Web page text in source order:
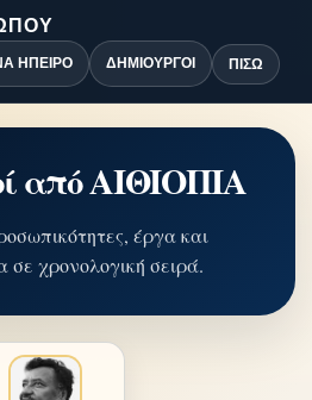
ΉΠΕΙΡΟ ΔΗΜΙΟΥΡΓΟΊ ΠΊΣΩ
από ΑΙΘΙΟΠΙΑ
έργα και
χρονολογική σειρά.